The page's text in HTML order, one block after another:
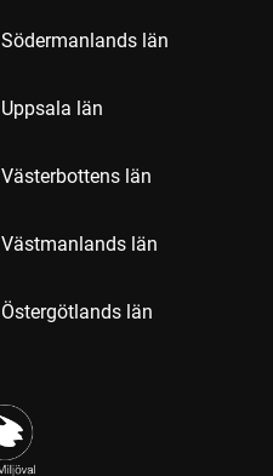
Södermanlands län
Uppsala län
Västerbottens län
Västmanlands län
Östergötlands län